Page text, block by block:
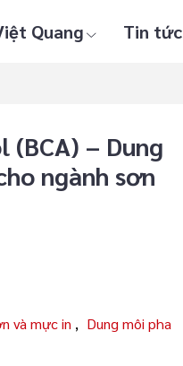
Quang Tin tức
– Dung
ngành sơn
và mực in , Dung môi pha